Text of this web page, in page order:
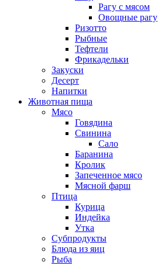
Рагу с мясом
Овощные рагу
Ризотто
Рыбные
Тефтели
Фрикадельки
Закуски
Десерт
Напитки
Животная пища
Мясо
Говядина
Свинина
Сало
Баранина
Кролик
Запеченное мясо
Мясной фарш
Птица
Курица
Индейка
Утка
Субпродукты
Блюда из яиц
Рыба